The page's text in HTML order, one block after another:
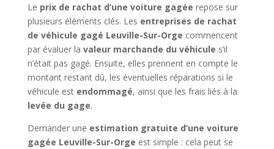
Le prix de rachat d’une voiture gagée repose sur
plusieurs éléments clés. Les entreprises de rachat
de véhicule gagé Leuville-Sur-Orge commencent
par évaluer la valeur marchande du véhicule s’il
n’était pas gagé. Ensuite, elles prennent en compte le
montant restant dû, les éventuelles réparations si le
véhicule est endommagé, ainsi que les frais liés à la
levée du gage.
Demander une estimation gratuite d’une voiture
gagée Leuville-Sur-Orge est simple : cela peut se